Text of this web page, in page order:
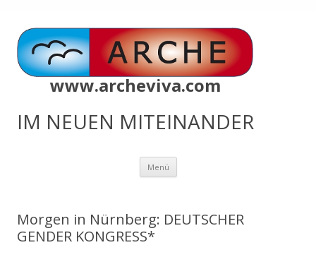
www.archeviva.com
IM NEUEN MITEINANDER
Menü Zum
springen
Morgen in Nürnberg: DEUTSCHER
GENDER KONGRESS*